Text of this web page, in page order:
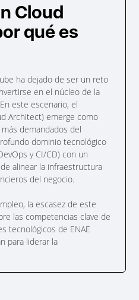
Cloud
qué es
ha dejado de ser un reto
en el núcleo de la
este escenario, el
Architect) emerge como
demandados del
dominio tecnológico
y CI/CD) con un
alinear la infraestructura
del negocio.
la escasez de este
las competencias clave de
tecnológicos de ENAE
para liderar la